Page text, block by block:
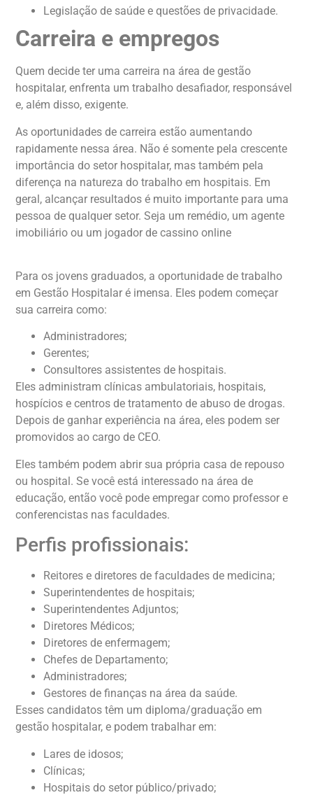
Legislação de saúde e questões de privacidade.
Carreira e empregos
Quem decide ter uma carreira na área de gestão
hospitalar, enfrenta um trabalho desafiador, responsável
e, além disso, exigente.
As oportunidades de carreira estão aumentando
rapidamente nessa área. Não é somente pela crescente
importância do setor hospitalar, mas também pela
diferença na natureza do trabalho em hospitais. Em
geral, alcançar resultados é muito importante para uma
pessoa de qualquer setor. Seja um remédio, um agente
imobiliário ou um jogador de cassino online
Para os jovens graduados, a oportunidade de trabalho
em Gestão Hospitalar é imensa. Eles podem começar
sua carreira como:
Administradores;
Gerentes;
Consultores assistentes de hospitais.
Eles administram clínicas ambulatoriais, hospitais,
hospícios e centros de tratamento de abuso de drogas.
Depois de ganhar experiência na área, eles podem ser
promovidos ao cargo de CEO.
Eles também podem abrir sua própria casa de repouso
ou hospital. Se você está interessado na área de
educação, então você pode empregar como professor e
conferencistas nas faculdades.
Perfis profissionais:
Reitores e diretores de faculdades de medicina;
Superintendentes de hospitais;
Superintendentes Adjuntos;
Diretores Médicos;
Diretores de enfermagem;
Chefes de Departamento;
Administradores;
Gestores de finanças na área da saúde.
Esses candidatos têm um diploma/graduação em
gestão hospitalar, e podem trabalhar em:
Lares de idosos;
Clínicas;
Hospitais do setor público/privado;